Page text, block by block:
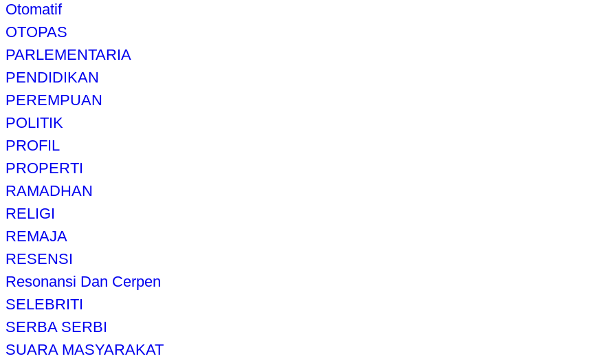
Otomatif
OTOPAS
PARLEMENTARIA
PENDIDIKAN
PEREMPUAN
POLITIK
PROFIL
PROPERTI
RAMADHAN
RELIGI
REMAJA
RESENSI
Resonansi Dan Cerpen
SELEBRITI
SERBA SERBI
SUARA MASYARAKAT